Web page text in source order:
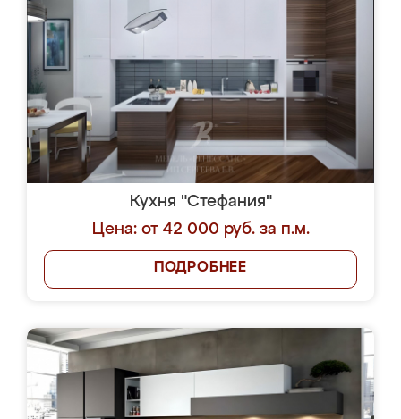
Кухня "Стефания"
Цена: от 42 000 руб. за п.м.
ПОДРОБНЕЕ